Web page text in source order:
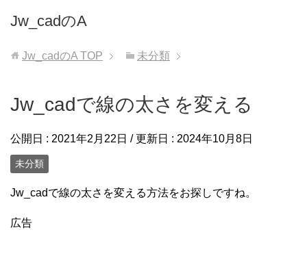
Jw_cadのA
Jw_cadのA TOP 未分類
Jw_cadで線の太さを変える
公開日 : 2021年2月22日 / 更新日 : 2024年10月8日
未分類
Jw_cadで線の太さを変える方法をお探しですね。
広告